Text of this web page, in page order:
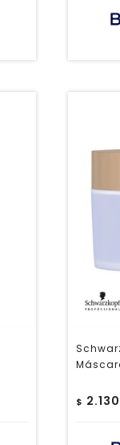
$ 2.130